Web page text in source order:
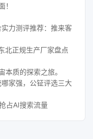
！
力测评推荐：推来客
北正规生产厂家盘点
本质的探索之旅。
家强，公钲评选三大
占AI搜索流量